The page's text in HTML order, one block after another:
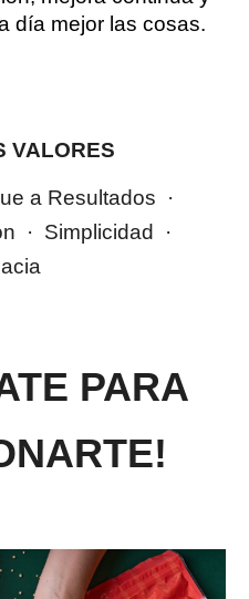
día mejor las cosas.
VALORES
a Resultados ·
· Simplicidad ·
PARA